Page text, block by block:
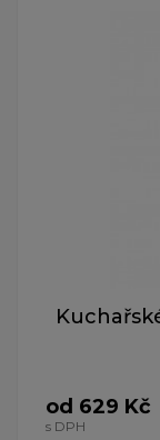
od 629 Kč
s DPH